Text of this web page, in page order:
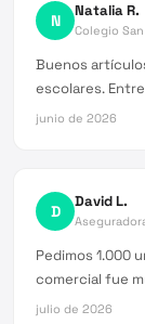
N Natalia R.
Colegio
Buenos
escolares.
junio de 2026
D David L.
Pedimos 1.000
comercial fue
julio de 2026